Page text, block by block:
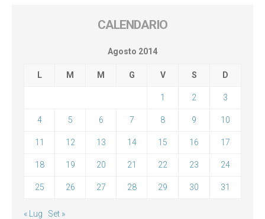
CALENDARIO
Agosto 2014
L M M G V S D
1 2 3
4 5 6 7 8 9 10
11 12 13 14 15 16 17
18 19 20 21 22 23 24
25 26 27 28 29 30 31
« Lug Set »